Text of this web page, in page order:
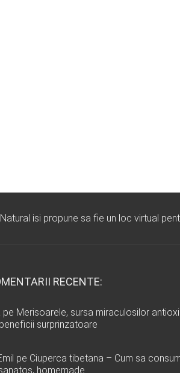
isi propune sa fie un loc virtual
RECENTE:
pe Merisoarele, sursa miraculosilor
surprinzatoare
pe Ciuperca tibetana – Cum sa
homemade